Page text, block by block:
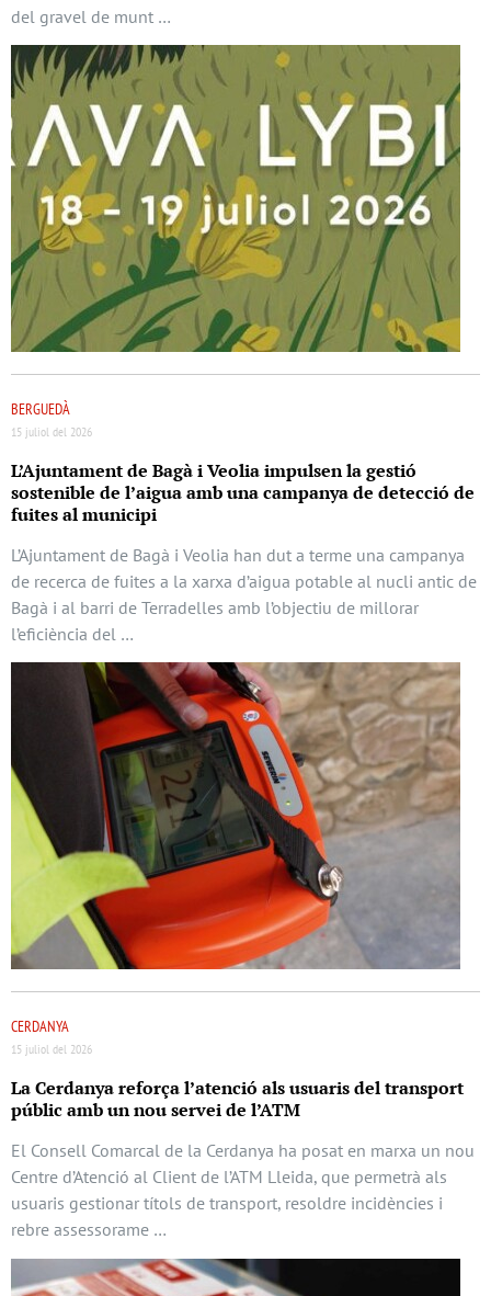
del gravel de munt …
BERGUEDÀ
15 juliol del 2026
L’Ajuntament de Bagà i Veolia impulsen la gestió
sostenible de l’aigua amb una campanya de detecció de
fuites al municipi
L’Ajuntament de Bagà i Veolia han dut a terme una campanya
de recerca de fuites a la xarxa d’aigua potable al nucli antic de
Bagà i al barri de Terradelles amb l’objectiu de millorar
l’eficiència del …
CERDANYA
15 juliol del 2026
La Cerdanya reforça l’atenció als usuaris del transport
públic amb un nou servei de l’ATM
El Consell Comarcal de la Cerdanya ha posat en marxa un nou
Centre d’Atenció al Client de l’ATM Lleida, que permetrà als
usuaris gestionar títols de transport, resoldre incidències i
rebre assessorame …